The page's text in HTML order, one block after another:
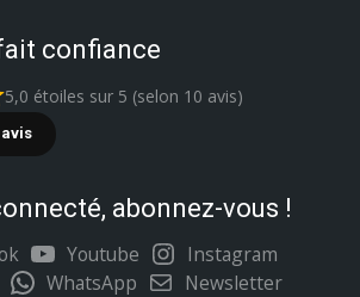
confiance
5,0 étoiles sur 5 (selon 10 avis)
abonnez-vous !
Youtube
Instagram
WhatsApp Newsletter